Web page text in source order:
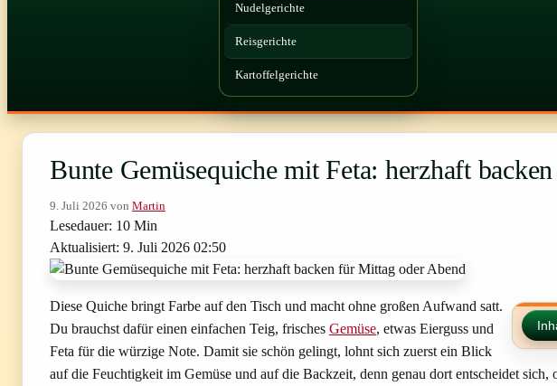
Nudelgerichte
Reisgerichte
Kartoffelgerichte
Bunte Gemüsequiche mit Feta: herzhaft
9. Juli 2026 von Martin
Lesedauer: 10 Min
Aktualisiert: 9. Juli 2026 02:50
Diese Quiche bringt Farbe auf den Tisch und macht ohne großen Aufwand satt.
Du brauchst dafür einen einfachen Teig, frisches Gemüse, etwas Eierguss und
Feta für die würzige Note. Damit sie schön gelingt, lohnt sich zuerst ein Blick
auf die Feuchtigkeit im Gemüse und auf die Backzeit, denn genau dort entscheidet